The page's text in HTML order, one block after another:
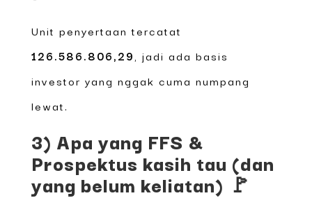
Unit penyertaan tercatat
126.586.806,29 , jadi ada basis
investor yang nggak cuma numpang
lewat.
3) Apa yang FFS &
Prospektus kasih tau (dan
yang belum keliatan) 🚩